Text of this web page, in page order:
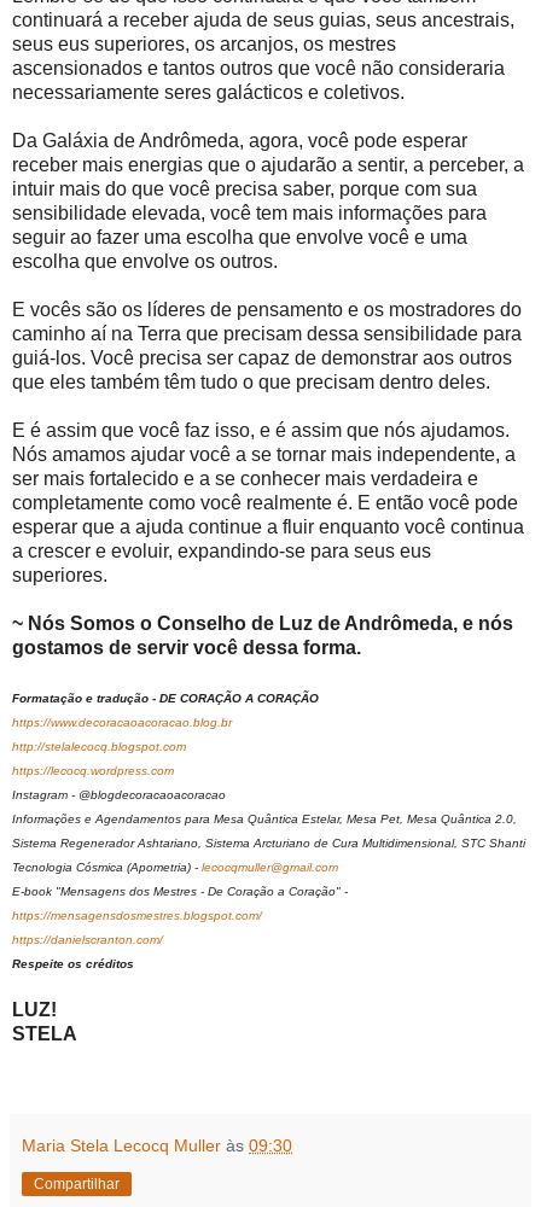
continuará a receber ajuda de seus guias, seus ancestrais,
seus eus superiores, os arcanjos, os mestres
ascensionados e tantos outros que você não consideraria
necessariamente seres galácticos e coletivos.
Da Galáxia de Andrômeda, agora, você pode esperar
receber mais energias que o ajudarão a sentir, a perceber, a
intuir mais do que você precisa saber, porque com sua
sensibilidade elevada, você tem mais informações para
seguir ao fazer uma escolha que envolve você e uma
escolha que envolve os outros.
E vocês são os líderes de pensamento e os mostradores do
caminho aí na Terra que precisam dessa sensibilidade para
guiá-los. Você precisa ser capaz de demonstrar aos outros
que eles também têm tudo o que precisam dentro deles.
E é assim que você faz isso, e é assim que nós ajudamos.
Nós amamos ajudar você a se tornar mais independente, a
ser mais fortalecido e a se conhecer mais verdadeira e
completamente como você realmente é. E então você pode
esperar que a ajuda continue a fluir enquanto você continua
a crescer e evoluir, expandindo-se para seus eus
superiores.
~ Nós Somos o Conselho de Luz de Andrômeda, e nós
gostamos de servir você dessa forma.
Formatação e tradução - DE CORAÇÃO A CORAÇÃO
https://www.decoracaoacoracao.blog.br
http://stelalecocq.blogspot.com
https://lecocq.wordpress.com
Instagram - @blogdecoracaoacoracao
Informações e Agendamentos para Mesa Quântica Estelar, Mesa Pet, Mesa Quântica 2.0,
Sistema Regenerador Ashtariano, Sistema Arcturiano de Cura Multidimensional, STC Shanti
Tecnologia Cósmica (Apometria) - lecocqmuller@gmail.com
E-book "Mensagens dos Mestres - De Coração a Coração" -
https://mensagensdosmestres.blogspot.com/
https://danielscranton.com/
Respeite os créditos
LUZ!
STELA
Maria Stela Lecocq Muller às 09:30
Compartilhar